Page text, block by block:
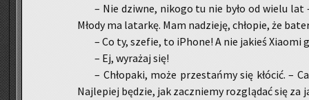
– Nie dziw­ne, ni­ko­go tu nie było od wielu lat
Młody ma la­tar­kę. Mam na­dzie­ję, chło­pie, że
– Co ty, sze­fie, to iPho­ne! A nie ja­kieś Xia­omi
– Ej, wy­ra­żaj się!
– Chło­pa­ki, może prze­stań­my się kłó­cić. –
Naj­le­piej bę­dzie, jak za­cznie­my roz­glą­dać się za